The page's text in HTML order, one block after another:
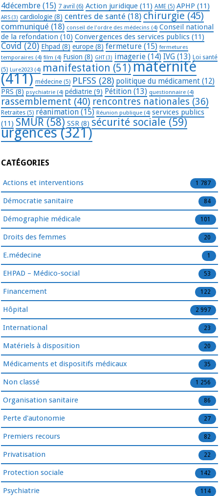
4décembre (15) 7 avril (6) Action juridique (11) AME (5) APHP (11)
ARS (3) cardiologie (8) centres de santé (18) chirurgie (45)
communiqué (18) conseil de l'ordre des médecins (4) Conseil national
de la refondation (10) Convergences des services publics (11)
Covid (20) Ehpad (8) europe (8) fermeture (15) fermetures
temporaires (4) film (4) Fusion (8) GHT(3) imagerie (14) IVG (13) Loi santé
(5) Lure2023 (4) manifestation (51) maternité
(411) médecine (5) PLFSS (28) politique du médicament (12)
PRS (8) psychiatrie (4) pédiatrie (9) Pétition (13) questionnaire (4)
rassemblement (40) rencontres nationales (36)
Retraites (5) réanimation (15) Réunion publique (4) services publics
(11) SMUR (58) SSR (8) sécurité sociale (59)
urgences(321)
CATÉGORIES
Actions et interventions 1 787
Démocratie sanitaire 84
Démographie médicale 101
Droits des femmes 20
E.médecine 1
EHPAD – Médico-social 53
Financement 122
Hôpital 2 997
International 23
Matériels à disposition 20
Médicaments et dispositifs médicaux 35
Non classé 1 256
Organisation sanitaire 86
Perte d'autonomie 27
Premiers recours 82
Privatisation 22
Protection sociale 142
Psychiatrie 114